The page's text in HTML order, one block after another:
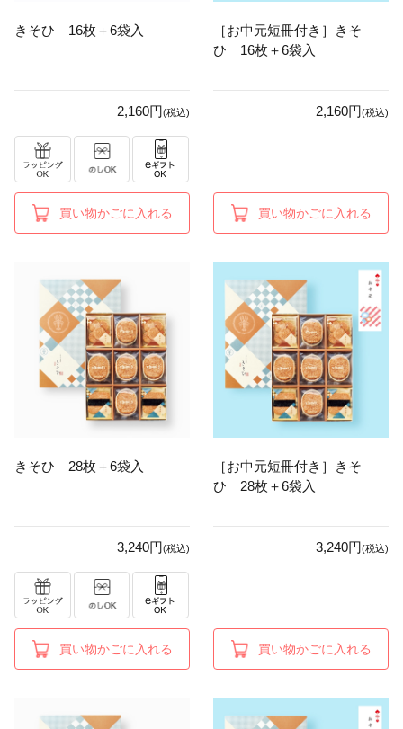
きそひ 16枚＋6袋入
2,160円(税込)
買い物かごに入れる
［お中元短冊付き］きそ
ひ 16枚＋6袋入
2,160円(税込)
買い物かごに入れる
きそひ 28枚＋6袋入
3,240円(税込)
買い物かごに入れる
［お中元短冊付き］きそ
ひ 28枚＋6袋入
3,240円(税込)
買い物かごに入れる